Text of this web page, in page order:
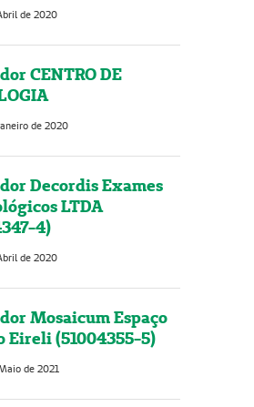
de 2020
CENTRO DE
de 2020
Decordis Exames
LTDA
4)
de 2020
Mosaicum Espaço
Eireli (51004355-5)
de 2021